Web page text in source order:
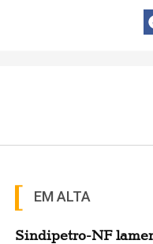
EM ALTA
Sindipetro-NF